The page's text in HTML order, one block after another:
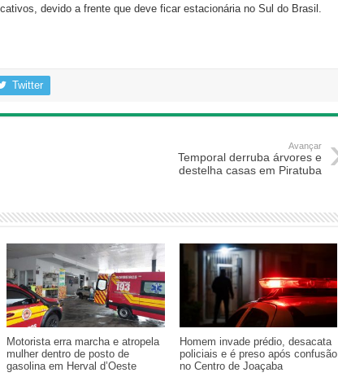
devido a frente que deve ficar estacionária no Sul do Brasil.
Twitter
Avançar
Temporal derruba árvores e
destelha casas em Piratuba
Motorista erra marcha e atropela
mulher dentro de posto de
gasolina em Herval d’Oeste
Homem invade prédio, desacata
policiais e é preso após confusão
no Centro de Joaçaba